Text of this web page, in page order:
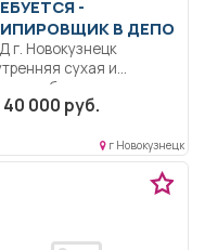
-
В ДЕПО
г. Новокузнецк
сухая и
уборка
вагонов...
40 000 руб.
г Новокузнецк